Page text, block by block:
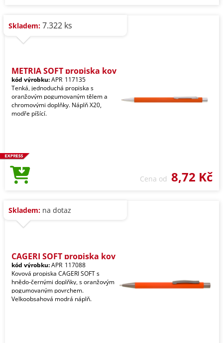
Skladem: 7.322 ks
METRIA SOFT propiska kov
kód výrobku:APR_117135
Tenká, jednoduchá propiska s
oranžovým pogumovaným tělem a
chromovými doplňky. Náplň X20,
modře píšící.
Cena od 8,72 Kč
Skladem: na dotaz
CAGERI SOFT propiska kov
kód výrobku:APR_117088
Kovová propiska CAGERI SOFT s
hnědo-černými doplňky, s oranžovým
pogumovaným povrchem.
Velkoobsahová modrá náplň.